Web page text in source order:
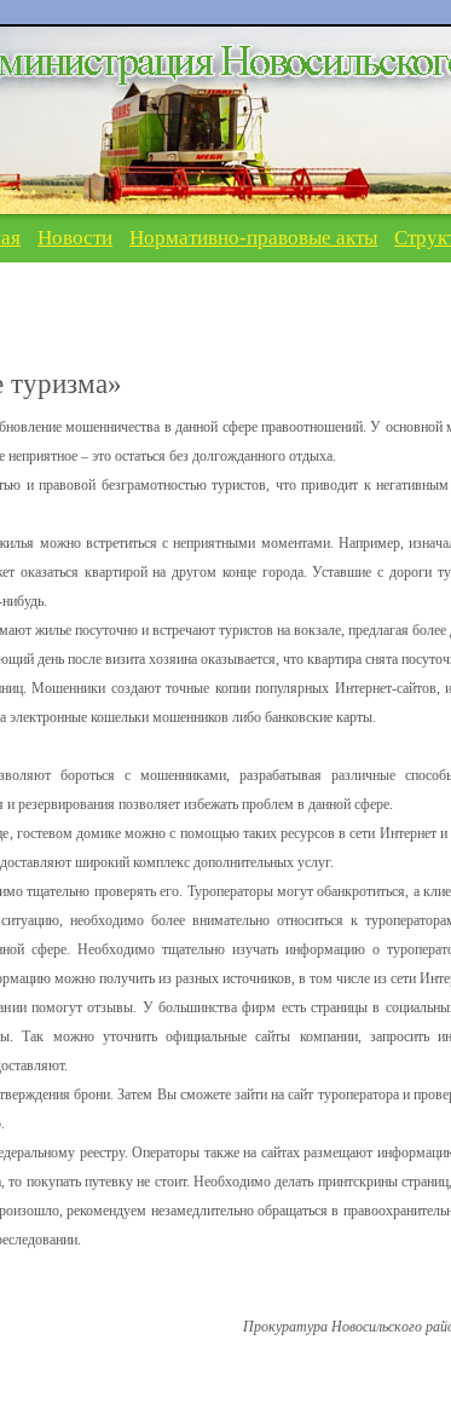
Новости Нормативно-правовые акты
мошенничества в данной сфере правоотношений. У основной
– это остаться без долгожданного отдыха.
и правовой безграмотностью туристов, что приводит к
можно встретиться с неприятными моментами. Например,
квартирой на другом конце города. Уставшие с дороги
жилье посуточно и встречают туристов на вокзале, предлагая
день после визита хозяина оказывается, что квартира снята
Мошенники создают точные копии популярных Интернет-
электронные кошельки мошенников либо банковские карты.
бороться с мошенниками, разрабатывая различные
резервирования позволяет избежать проблем в данной сфере.
гостевом домике можно с помощью таких ресурсов в сети Интернет
широкий комплекс дополнительных услуг.
тщательно проверять его. Туроператоры могут обанкротиться, а
необходимо более внимательно относиться к
сфере. Необходимо тщательно изучать информацию о
можно получить из разных источников, в том числе из сети
помогут отзывы. У большинства фирм есть страницы в
Так можно уточнить официальные сайты компании, запросить
брони. Затем Вы сможете зайти на сайт туроператора и
реестру. Операторы также на сайтах размещают
то покупать путевку не стоит. Необходимо делать принтскрины
рекомендуем незамедлительно обращаться в
Прокуратура Новосильского